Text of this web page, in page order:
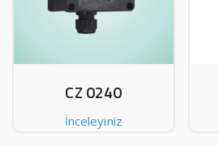
CZ 0240
İnceleyiniz